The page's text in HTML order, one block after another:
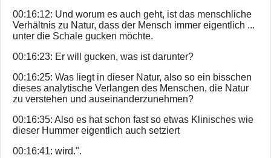
00:16:12: Und worum es auch geht, ist das menschliche
Verhältnis zu Natur, dass der Mensch immer eigentlich ...
unter die Schale gucken möchte.
00:16:23: Er will gucken, was ist darunter?
00:16:25: Was liegt in dieser Natur, also so ein bisschen
dieses analytische Verlangen des Menschen, die Natur
zu verstehen und auseinanderzunehmen?
00:16:35: Also es hat schon fast so etwas Klinisches wie
dieser Hummer eigentlich auch setziert
00:16:41: wird.".